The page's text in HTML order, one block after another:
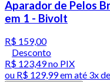
Aparador de Pelos
em 1 - Bivolt
R$ 159,00
Desconto
R$ 123,49no PIX
ou R$ 129,99em até 3x